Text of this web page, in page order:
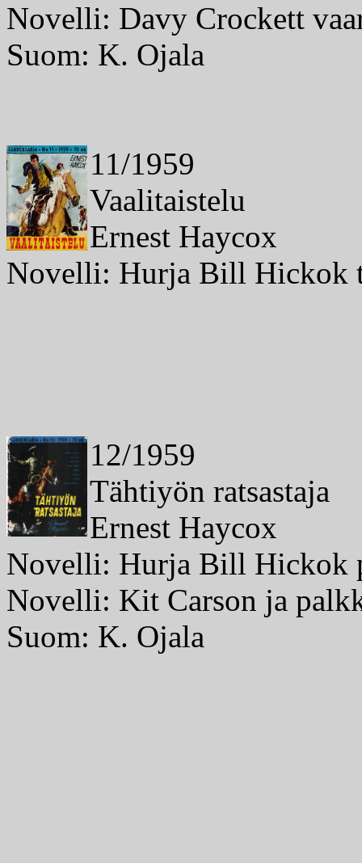
Novelli: Davy Crockett
Suom: K. Ojala
11/1959
Vaalitaistelu
Ernest Haycox
Novelli: Hurja Bill Hickok
12/1959
Tähtiyön ratsastaja
Ernest Haycox
Novelli: Hurja Bill Hickok
Novelli: Kit Carson ja
Suom: K. Ojala